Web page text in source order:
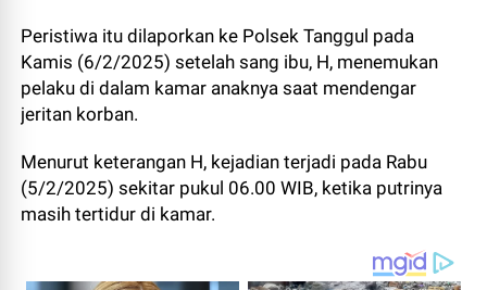
Peristiwa itu dilaporkan ke Polsek Tanggul pada
Kamis (6/2/2025) setelah sang ibu, H, menemukan
pelaku di dalam kamar anaknya saat mendengar
jeritan korban.
Menurut keterangan H, kejadian terjadi pada Rabu
(5/2/2025) sekitar pukul 06.00 WIB, ketika putrinya
masih tertidur di kamar.